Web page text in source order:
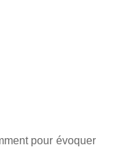
pour évo­quer